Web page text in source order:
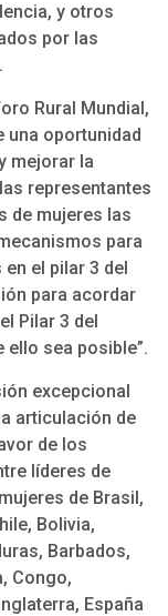
y otros
por las
Rural Mundial,
una oportunidad
mejorar la
representantes
de mujeres las
para
el pilar 3 del
para acordar
Pilar 3 del
ello sea posible”.
excepcional
articulación de
de los
líderes de
de Brasil,
Bolivia,
Barbados,
Congo,
España